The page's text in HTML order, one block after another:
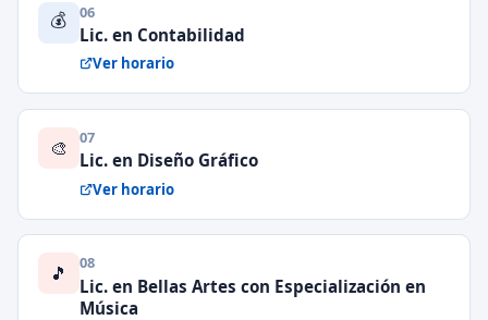
💰 06
Lic. en Contabilidad
Ver horario
🎨 07
Lic. en Diseño Gráfico
Ver horario
🎵 08
Lic. en Bellas Artes con Especialización en
Música